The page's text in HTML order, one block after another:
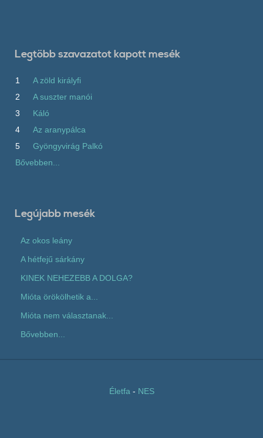
Legtöbb szavazatot kapott mesék
1
A zöld királyfi
2
A suszter manói
3
Káló
4
Az aranypálca
5
Gyöngyvirág Palkó
Bővebben...
Legújabb mesék
Az okos leány
A hétfejű sárkány
KINEK NEHEZEBB A DOLGA?
Mióta örökölhetik a...
Mióta nem választanak...
Bővebben...
Életfa - NES